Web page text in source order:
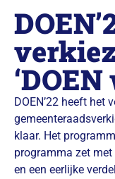
DOEN’22 heeft het
klaar. Het
programma zet
en een eerlijke